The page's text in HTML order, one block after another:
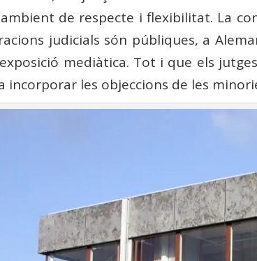
de respecte i flexibilitat. La
judicials són públiques, a
mediàtica. Tot i que els
incorporar les objeccions de les